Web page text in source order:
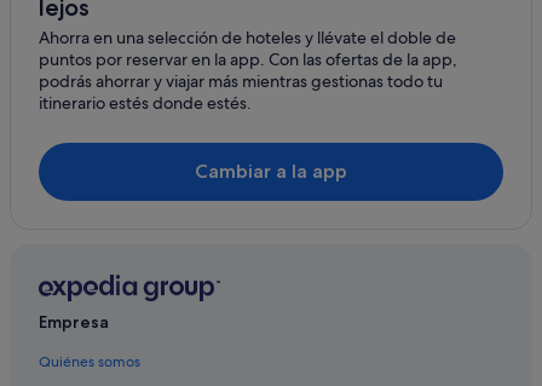
Hoteles con spa en Vitoria-Gasteiz
Hilton Hotels en Bilbao
Hoteles con spa en Bilbao
Gernika-Lumo hoteles
Hoteles de 4 estrellas en Deba
lejos
Ahorra en una selección de hoteles y llévate el doble de
puntos por reservar en la app. Con las ofertas de la app,
podrás ahorrar y viajar más mientras gestionas todo tu
itinerario estés donde estés.
Cambiar a la app
Empresa
Quiénes somos